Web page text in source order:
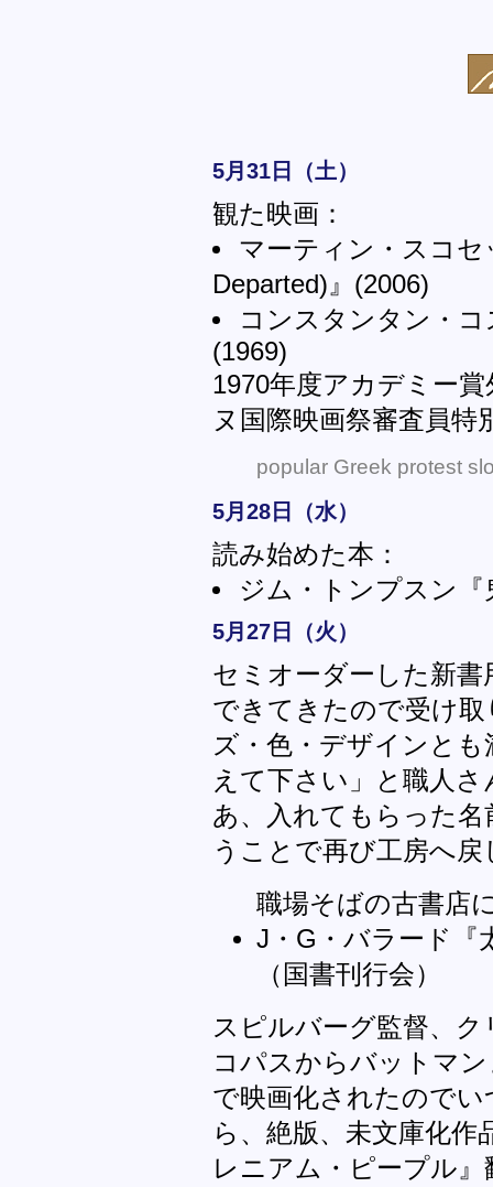
5月31日（土）
観た映画：
マーティン・スコ
Departed)』(2006)
コンスタンタン・
(1969)
1970年度アカデミー
ヌ国際映画祭審査員特
popular Greek protest
5月28日（水）
読み始めた本：
ジム・トンプスン
5月27日（火）
セミオーダーした新
できてきたので受け
ズ・色・デザインと
えて下さい」と職人
あ、入れてもらった
うことで再び工房へ
職場そばの古書店
J・G・バラード『
（国書刊行会）
スピルバーグ監督、
コパスからバットマ
で映画化されたので
ら、絶版、未文庫化
レニアム・ピープル